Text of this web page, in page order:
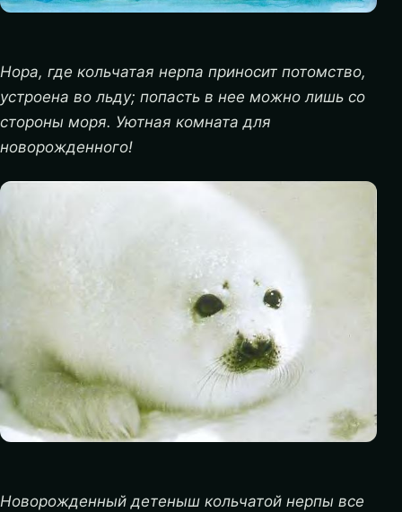
Нора, где кольчатая нерпа приносит потомство,
устроена во льду; попасть в нее можно лишь со
стороны моря. Уютная комната для
новорожденного!
Новорожденный детеныш кольчатой нерпы все